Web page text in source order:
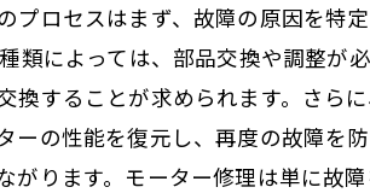
プロセスはまず、故障の原因を特
類によっては、部品交換や調整
換することが求められます。さら
ーの性能を復元し、再度の故障を
がります。モーター修理は単に故